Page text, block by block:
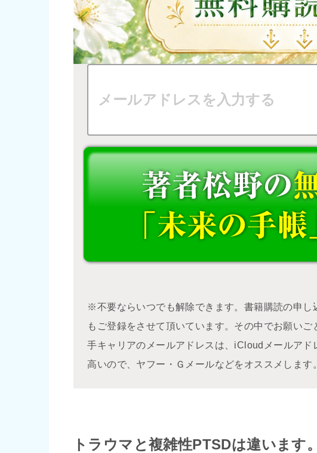
※不要ならいつでも解除できます。書籍購読の申し
もご登録をさせて頂いています。その中でお願い
手キャリアのメールアドレスは、iCloudメールア
高いので、ヤフー・Ｇメールなどをオススメします。
トラウマと複雑性PTSDは違います